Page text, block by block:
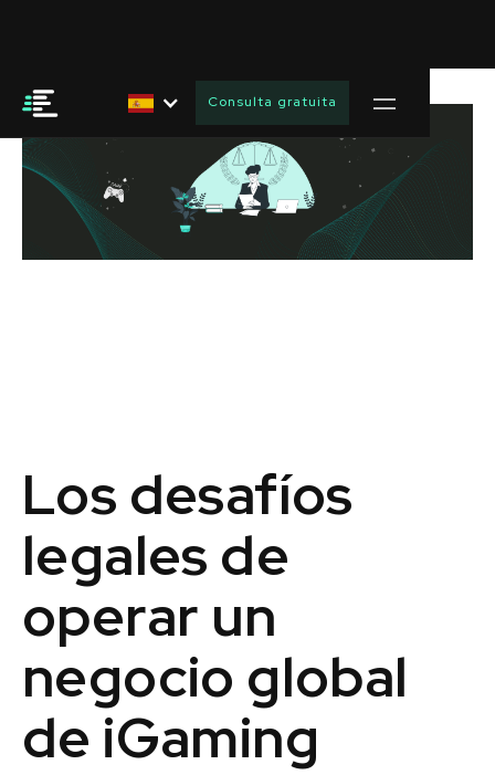
Consulta gratuita
Los desafíos
legales de
operar un
negocio global
de iGaming